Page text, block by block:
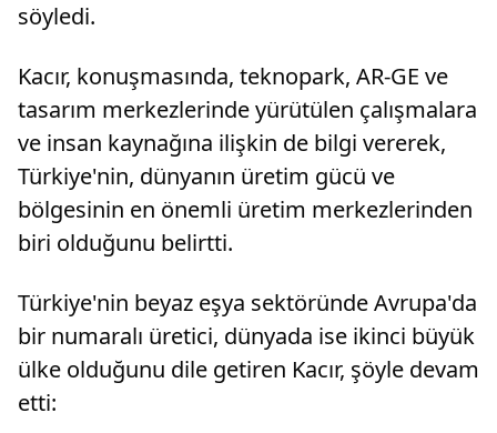
söyledi.
Kacır, konuşmasında, teknopark, AR-GE ve
tasarım merkezlerinde yürütülen çalışmalara
ve insan kaynağına ilişkin de bilgi vererek,
Türkiye'nin, dünyanın üretim gücü ve
bölgesinin en önemli üretim merkezlerinden
biri olduğunu belirtti.
Türkiye'nin beyaz eşya sektöründe Avrupa'da
bir numaralı üretici, dünyada ise ikinci büyük
ülke olduğunu dile getiren Kacır, şöyle devam
etti: